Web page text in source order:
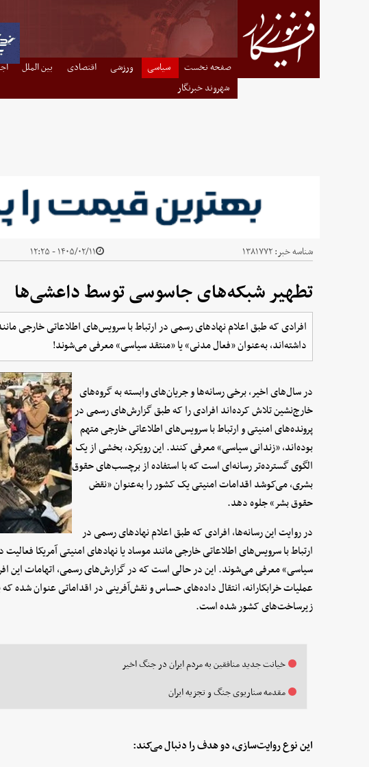
صفحه نخست سیاسی ورزشی اقتصادی بین الملل
شهروند خبرنگار
شناسه خبر:۱۳۸۱۷۷۲ ۱۴۰۵/۰۲/۱۱ - ۱۲:۲۵
تطهیر شبکه‌های جاسوسی توسط داعشی‌ها
افرادی که طبق اعلام نهادهای رسمی در ارتباط با سرویس‌های اطلاعاتی خارجی
داشته‌اند، به‌عنوان «فعال مدنی» یا «منتقد سیاسی» معرفی می‌شوند!
در سال‌های اخیر، برخی رسانه‌ها و جریان‌های وابسته به گروه‌های
خارج‌نشین تلاش کرده‌اند افرادی را که طبق گزارش‌های رسمی در
پرونده‌های امنیتی و ارتباط با سرویس‌های اطلاعاتی خارجی متهم
بوده‌اند، «زندانی سیاسی» معرفی کنند. این رویکرد، بخشی از یک
الگوی گسترده‌تر رسانه‌ای است که با استفاده از برچسب‌های حقوق
بشری، می‌کوشد اقدامات امنیتی یک کشور را به‌عنوان «نقض
حقوق بشر» جلوه دهد.
در روایت این رسانه‌ها، افرادی که طبق اعلام نهادهای رسمی در
ارتباط با سرویس‌های اطلاعاتی خارجی مانند موساد یا نهادهای امنیتی آمریکا
سیاسی» معرفی می‌شوند. این در حالی است که در گزارش‌های رسمی، اتهامات این
عملیات خرابکارانه، انتقال داده‌های حساس و نقش‌آفرینی در اقداماتی عنوان شده
زیرساخت‌های کشور شده است.
خیانت جدید منافقین به مردم ایران در جنگ اخیر
مقدمه سناریوی جنگ و تجزیه ایران
این نوع روایت‌سازی، دو هدف را دنبال می‌کند: